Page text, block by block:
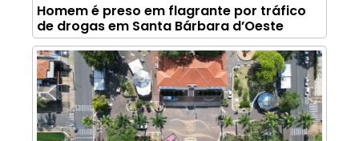
Homem é preso em flagrante por tráfico
de drogas em Santa Bárbara d’Oeste